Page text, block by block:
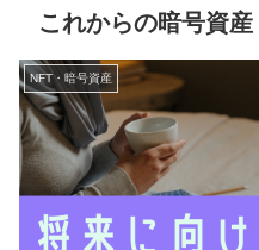
これからの暗号資産
NFT・暗号資産